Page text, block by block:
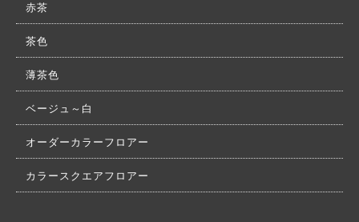
赤茶
茶色
薄茶色
ベージュ～白
オーダーカラーフロアー
カラースクエアフロアー